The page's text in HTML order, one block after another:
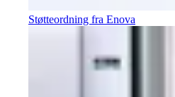
Støtteordning fra Enova